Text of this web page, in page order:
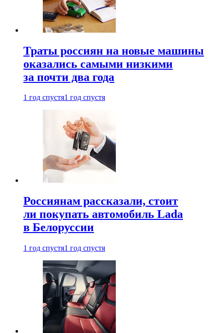
Траты россиян на новые машины
оказались самыми низкими
за почти два года
1 год спустя1 год спустя
Россиянам рассказали, стоит
ли покупать автомобиль Lada
в Белоруссии
1 год спустя1 год спустя